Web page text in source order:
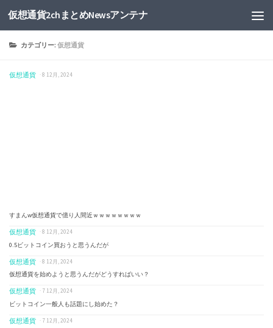
仮想通貨2chまとめNewsアンテナ
カテゴリー:仮想通貨
仮想通貨 · 8 12月, 2024
すまんw仮想通貨で億り人間近ｗｗｗｗｗｗｗｗ
仮想通貨 · 8 12月, 2024
0.5ビットコイン買おうと思うんだが
仮想通貨 · 8 12月, 2024
仮想通貨を始めようと思うんだがどうすればいい？
仮想通貨 · 7 12月, 2024
ビットコイン一般人も話題にし始めた？
仮想通貨 · 7 12月, 2024